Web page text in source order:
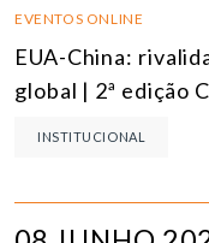
EVENTOS ONLINE
EUA-China:
global | 2ª edição
INSTITUCIONAL